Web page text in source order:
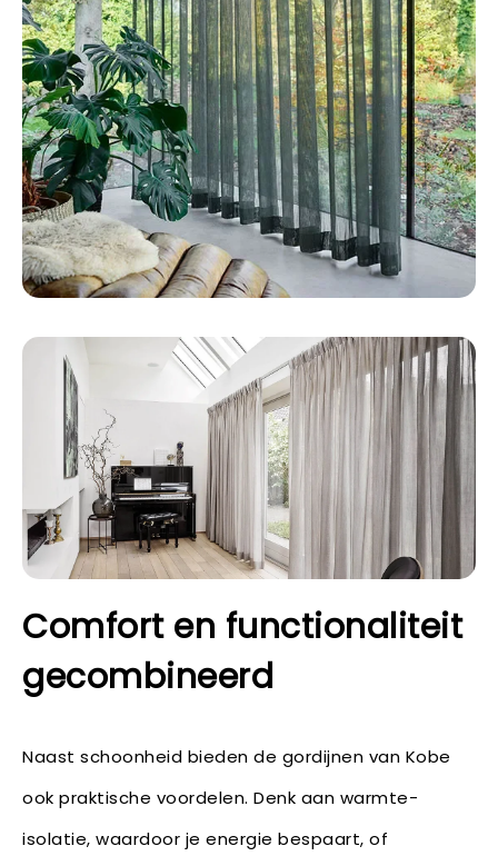
Comfort en functionaliteit
gecombineerd
Naast schoonheid bieden de gordijnen van Kobe
ook praktische voordelen. Denk aan warmte-
isolatie, waardoor je energie bespaart, of